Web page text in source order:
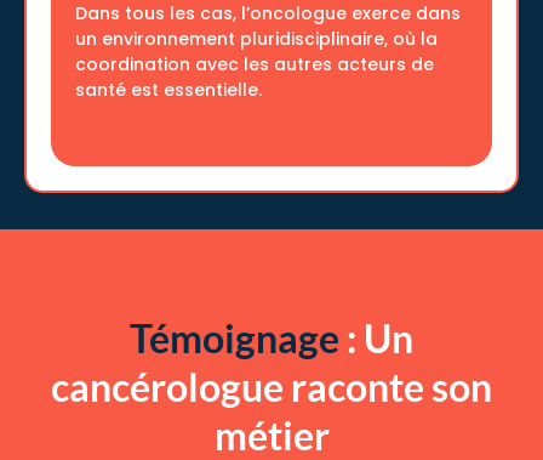
Dans tous les cas, l’oncologue exerce dans
un environnement pluridisciplinaire, où la
coordination avec les autres acteurs de
santé est essentielle.
Témoignage : Un
cancérologue raconte son
métier